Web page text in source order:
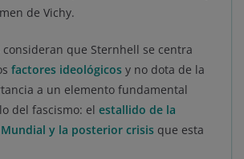
de Vichy.
que Sternhell se centra
factores ideológicos y no dota de la
a un elemento fundamental
del fascismo: el estallido de la
y la posterior crisis que esta